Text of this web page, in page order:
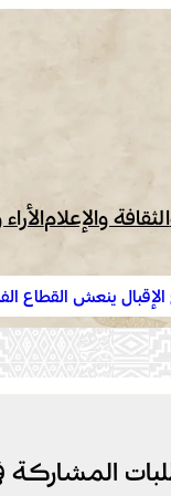
الثقافة والإعلام
القطاع الفندقي
المشاركة